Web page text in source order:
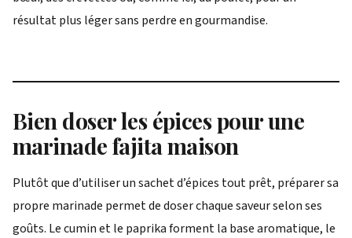
résultat plus léger sans perdre en gourmandise.
Bien doser les épices pour une
marinade fajita maison
Plutôt que d’utiliser un sachet d’épices tout prêt, préparer sa
propre marinade permet de doser chaque saveur selon ses
goûts. Le cumin et le paprika forment la base aromatique, le